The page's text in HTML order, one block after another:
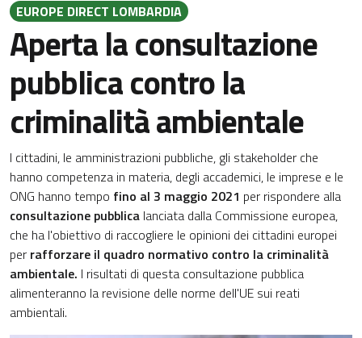
EUROPE DIRECT LOMBARDIA
Aperta la consultazione
pubblica contro la
criminalità ambientale
I cittadini, le amministrazioni pubbliche, gli stakeholder che
hanno competenza in materia, degli accademici, le imprese e le
ONG hanno tempo fino al 3 maggio 2021 per rispondere alla
consultazione pubblica lanciata dalla Commissione europea,
che ha l'obiettivo di raccogliere le opinioni dei cittadini europei
per rafforzare il quadro normativo contro la criminalità
ambientale. I risultati di questa consultazione pubblica
alimenteranno la revisione delle norme dell'UE sui reati
ambientali.